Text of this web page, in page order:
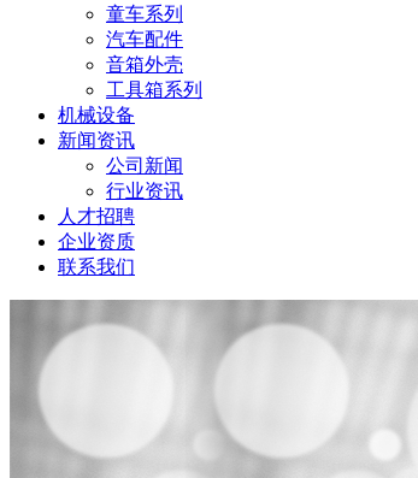
童车系列
汽车配件
音箱外壳
工具箱系列
机械设备
新闻资讯
公司新闻
行业资讯
人才招聘
企业资质
联系我们